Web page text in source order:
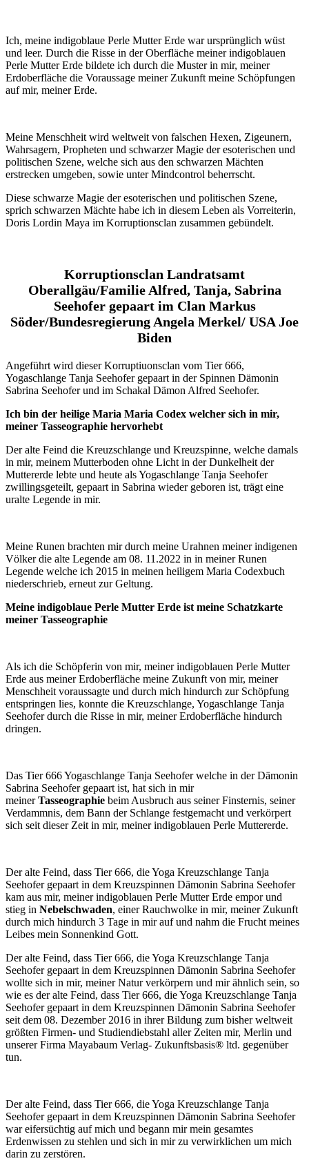
Ich, meine indigoblaue Perle Mutter Erde war ursprünglich wüst
und leer. Durch die Risse in der Oberfläche meiner indigoblauen
Perle Mutter Erde bildete ich durch die Muster in mir, meiner
Erdoberfläche die Voraussage meiner Zukunft meine Schöpfungen
auf mir, meiner Erde.
Meine Menschheit wird weltweit von falschen Hexen, Zigeunern,
Wahrsagern, Propheten und schwarzer Magie der esoterischen und
politischen Szene, welche sich aus den schwarzen Mächten
erstrecken umgeben, sowie unter Mindcontrol beherrscht.
Diese schwarze Magie der esoterischen und politischen Szene,
sprich schwarzen Mächte habe ich in diesem Leben als Vorreiterin,
Doris Lordin Maya im Korruptionsclan zusammen gebündelt.
Korruptionsclan Landratsamt
Oberallgäu/Familie Alfred, Tanja, Sabrina
Seehofer gepaart im Clan Markus
Söder/Bundesregierung Angela Merkel/ USA Joe
Biden
Angeführt wird dieser Korruptiuonsclan vom Tier 666,
Yogaschlange Tanja Seehofer gepaart in der Spinnen Dämonin
Sabrina Seehofer und im Schakal Dämon Alfred Seehofer.
Ich bin der heilige Maria Maria Codex welcher sich in mir,
meiner Tasseographie hervorhebt
Der alte Feind die Kreuzschlange und Kreuzspinne, welche damals
in mir, meinem Mutterboden ohne Licht in der Dunkelheit der
Muttererde lebte und heute als Yogaschlange Tanja Seehofer
zwillingsgeteilt, gepaart in Sabrina wieder geboren ist, trägt eine
uralte Legende in mir.
Meine Runen brachten mir durch meine Urahnen meiner indigenen
Völker die alte Legende am 08. 11.2022 in in meiner Runen
Legende welche ich 2015 in meinen heiligem Maria Codexbuch
niederschrieb, erneut zur Geltung.
Meine indigoblaue Perle Mutter Erde ist meine Schatzkarte
meiner Tasseographie
Als ich die Schöpferin von mir, meiner indigoblauen Perle Mutter
Erde aus meiner Erdoberfläche meine Zukunft von mir, meiner
Menschheit voraussagte und durch mich hindurch zur Schöpfung
entspringen lies, konnte die Kreuzschlange, Yogaschlange Tanja
Seehofer durch die Risse in mir, meiner Erdoberfläche hindurch
dringen.
Das Tier 666 Yogaschlange Tanja Seehofer welche in der Dämonin
Sabrina Seehofer gepaart ist, hat sich in mir
meinerTasseographie beim Ausbruch aus seiner Finsternis, seiner
Verdammnis, dem Bann der Schlange festgemacht und verkörpert
sich seit dieser Zeit in mir, meiner indigoblauen Perle Muttererde.
Der alte Feind, dass Tier 666, die Yoga Kreuzschlange Tanja
Seehofer gepaart in dem Kreuzspinnen Dämonin Sabrina Seehofer
kam aus mir, meiner indigoblauen Perle Mutter Erde empor und
stieg in Nebelschwaden, einer Rauchwolke in mir, meiner Zukunft
durch mich hindurch 3 Tage in mir auf und nahm die Frucht meines
Leibes mein Sonnenkind Gott.
Der alte Feind, dass Tier 666, die Yoga Kreuzschlange Tanja
Seehofer gepaart in dem Kreuzspinnen Dämonin Sabrina Seehofer
wollte sich in mir, meiner Natur verkörpern und mir ähnlich sein, so
wie es der alte Feind, dass Tier 666, die Yoga Kreuzschlange Tanja
Seehofer gepaart in dem Kreuzspinnen Dämonin Sabrina Seehofer
seit dem 08. Dezember 2016 in ihrer Bildung zum bisher weltweit
größten Firmen- und Studiendiebstahl aller Zeiten mir, Merlin und
unserer Firma Mayabaum Verlag- Zukunftsbasis® ltd. gegenüber
tun.
Der alte Feind, dass Tier 666, die Yoga Kreuzschlange Tanja
Seehofer gepaart in dem Kreuzspinnen Dämonin Sabrina Seehofer
war eifersüchtig auf mich und begann mir mein gesamtes
Erdenwissen zu stehlen und sich in mir zu verwirklichen um mich
darin zu zerstören.